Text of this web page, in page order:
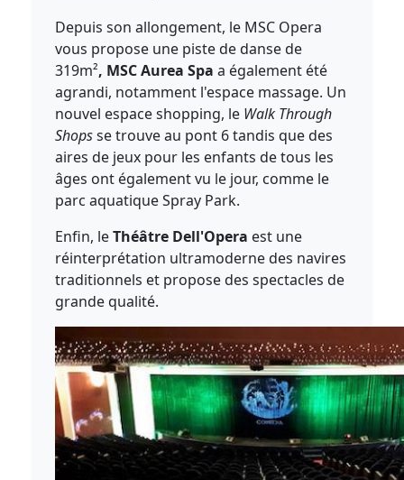
Depuis son allongement, le MSC Opera
vous propose une piste de danse de
319m², MSC Aurea Spaa également été
agrandi, notamment l'espace massage. Un
nouvel espace shopping, le Walk Through
Shopsse trouve au pont 6 tandis que des
aires de jeux pour les enfants de tous les
âges ont également vu le jour, comme le
parc aquatique Spray Park.
Enfin, leThéâtre Dell'Opera est une
réinterprétation ultramoderne des navires
traditionnels et propose des spectacles de
grande qualité.